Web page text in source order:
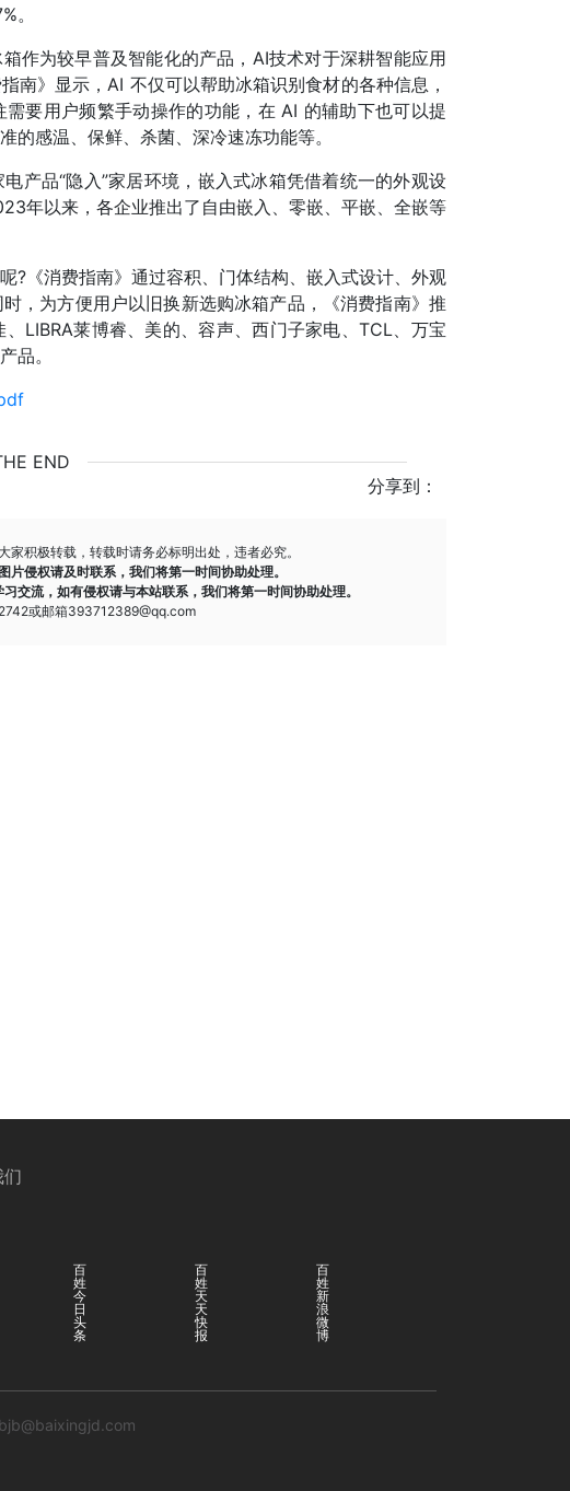
。
作为较早普及智能化的产品，AI技术对于深耕智能应用
南》显示，AI 不仅可以帮助冰箱识别食材的各种信息，
要用户频繁手动操作的功能，在 AI 的辅助下也可以提
的感温、保鲜、杀菌、深冷速冻功能等。
产品“隐入”家居环境，嵌入式冰箱凭借着统一的外观设
年以来，各企业推出了自由嵌入、零嵌、平嵌、全嵌等
?《消费指南》通过容积、门体结构、嵌入式设计、外观
，为方便用户以旧换新选购冰箱产品，《消费指南》推
LIBRA莱博睿、美的、容声、西门子家电、TCL、万宝
品。
END
分享到：
家积极转载，转载时请务必标明出处，违者必究。
侵权请及时联系，我们将第一时间协助处理。
交流，如有侵权请与本站联系，我们将第一时间协助处理。
或邮箱393712389@qq.com
们
百
姓
今
日
头
条
百
姓
天
天
快
报
百
姓
新
浪
微
博